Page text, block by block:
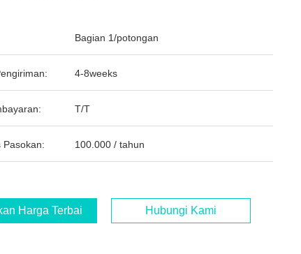
Bagian 1/potongan
4-8weeks
T/T
Pasokan: 100.000 / tahun
Harga Terbaik Hubungi Kami